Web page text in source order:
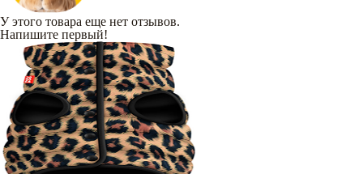
У этого товара еще нет отзывов.
Напишите первый!